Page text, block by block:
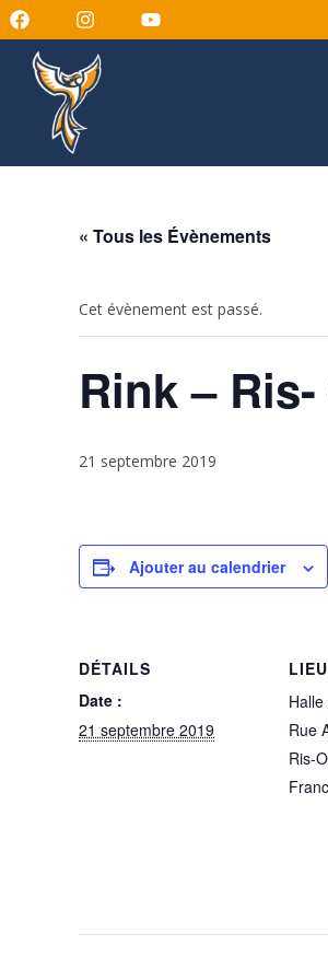
« Tous les Évènements
Cet évènement est passé.
Rink –
21 septembre 2019
Ajouter au calendrier
DÉTAILS
Date :
21 septembre 2019
LIEU
Rue
Ris-